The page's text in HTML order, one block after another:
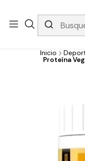
Whatsapp 3229079958/
gratis apartir de 199.000!
Inicio
Proteína